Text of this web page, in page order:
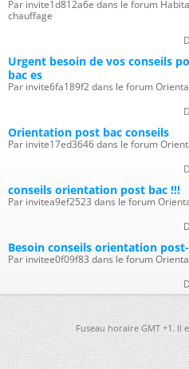
Par invite1d812a6e dans le forum
chauffage
Urgent besoin de vos conseils
bac es
Par invite6fa189f2 dans le forum
Orientation post bac conseils
Par invite17ed3646 dans le forum
conseils orientation post bac !!!
Par invitea9ef2523 dans le forum
Besoin conseils orientation
Par invitee0f09f83 dans le forum
Fuseau horaire GMT +1. Il